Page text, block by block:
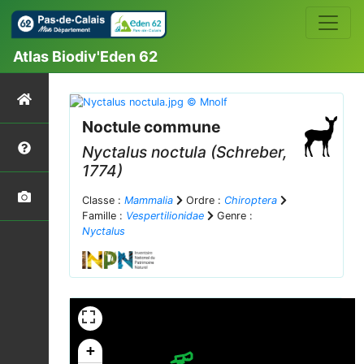
Atlas Biodiv'Eden 62
Noctule commune
Nyctalus noctula (Schreber,
1774)
Classe : Mammalia Ordre : Chiroptera
Famille : Vespertilionidae
Genre :
Nyctalus
+